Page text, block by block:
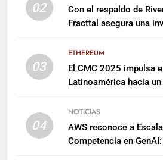
02
Con el respaldo de
Fracttal asegura una
03
ETHEREUM
El CMC 2025 impulsa
Latinoamérica hacia
04
NOTICIAS
AWS reconoce a
Competencia en